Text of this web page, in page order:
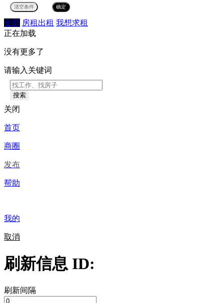
全部 房租出租 我想求租
正在加载
没有更多了
请输入关键词
搜索
关闭
首页
商圈
发布
帮助
我的
取消
刷新信息 ID:
刷新间隔